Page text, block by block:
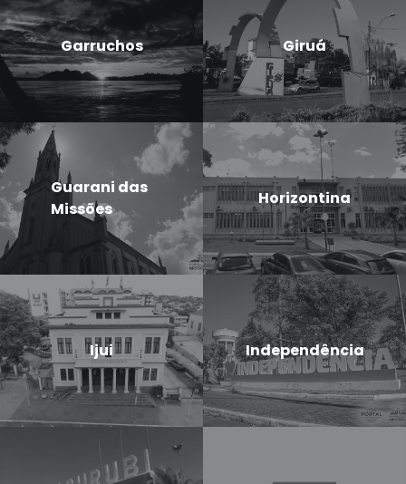
Garruchos Giruá
Guarani das
Missões
Horizontina
Ijui Independência